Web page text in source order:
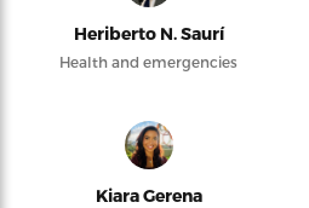
Heriberto N. Saurí
Health and emergencies
Kiara Gerena